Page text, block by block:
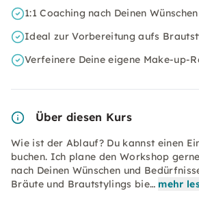
1:1 Coaching nach Deinen Wünschen
Ideal zur Vorbereitung aufs
Verfeinere Deine eigene Make-up-
Über diesen Kurs
Wie ist der Ablauf? Du kannst einen
buchen. Ich plane den Workshop
nach Deinen Wünschen und
Bräute und Brautstylings bie… mehr